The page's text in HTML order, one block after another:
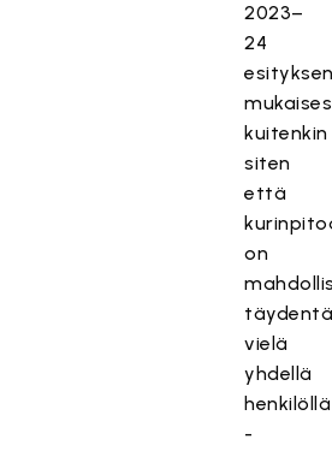
2023–
24
esityksen
kuitenkin
siten
että
on
vielä
yhdellä
henkilöllä
-